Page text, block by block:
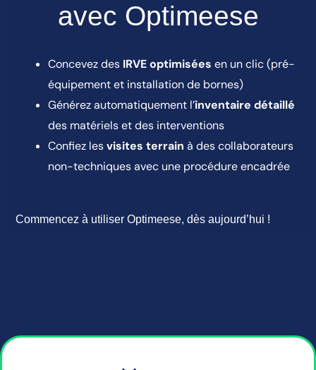
avec Optimeese
Concevez des IRVE optimisées en un clic (pré-
équipement et installation de bornes)
Générez automatiquement l’inventaire détaillé
des matériels et des interventions
Confiez lesvisites terrain à des collaborateurs
non-techniques avec une procédure encadrée
Commencez à utiliser Optimeese, dès aujourd’hui !